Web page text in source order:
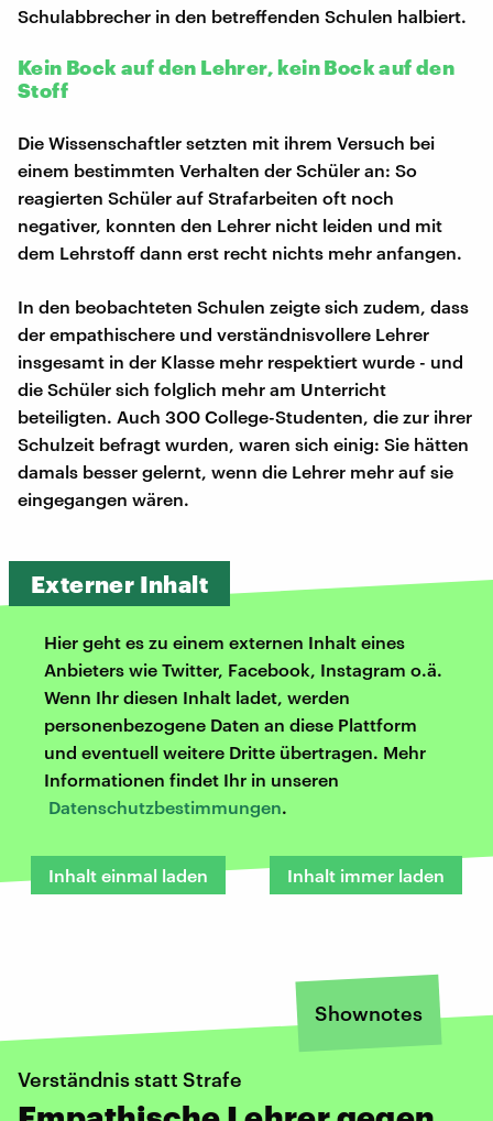
Schulabbrecher in den betreffenden Schulen halbiert.
Kein Bock auf den Lehrer, kein Bock auf den
Stoff
Die Wissenschaftler setzten mit ihrem Versuch bei
einem bestimmten Verhalten der Schüler an: So
reagierten Schüler auf Strafarbeiten oft noch
negativer, konnten den Lehrer nicht leiden und mit
dem Lehrstoff dann erst recht nichts mehr anfangen.
In den beobachteten Schulen zeigte sich zudem, dass
der empathischere und verständnisvollere Lehrer
insgesamt in der Klasse mehr respektiert wurde - und
die Schüler sich folglich mehr am Unterricht
beteiligten. Auch 300 College-Studenten, die zur ihrer
Schulzeit befragt wurden, waren sich einig: Sie hätten
damals besser gelernt, wenn die Lehrer mehr auf sie
eingegangen wären.
Externer Inhalt
Hier geht es zu einem externen Inhalt eines
Anbieters wie Twitter, Facebook, Instagram o.ä.
Wenn Ihr diesen Inhalt ladet, werden
personenbezogene Daten an diese Plattform
und eventuell weitere Dritte übertragen. Mehr
Informationen findet Ihr in unseren
Datenschutzbestimmungen.
Inhalt einmal laden Inhalt immer laden
Shownotes
Verständnis statt Strafe